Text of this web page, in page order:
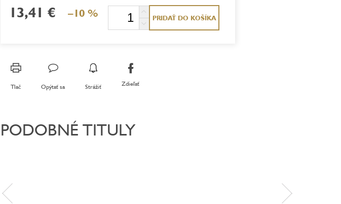
13,41 € –10 % PRIDAŤ DO KOŠÍKA
Tlač Opýtať sa Strážiť Zdieľať
PODOBNÉ TITULY